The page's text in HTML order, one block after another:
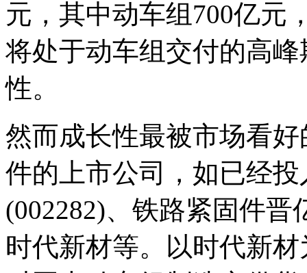
元，其中动车组700亿元
将处于动车组交付的高
性。
然而成长性最被市场看
件的上市公司，如已经
(002282)、铁路紧固件晋
时代新材等。以时代新